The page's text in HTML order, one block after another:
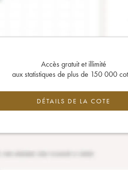
Accès gratuit et illimité
aux statistiques de plus de 150 000
DÉTAILS DE LA COTE